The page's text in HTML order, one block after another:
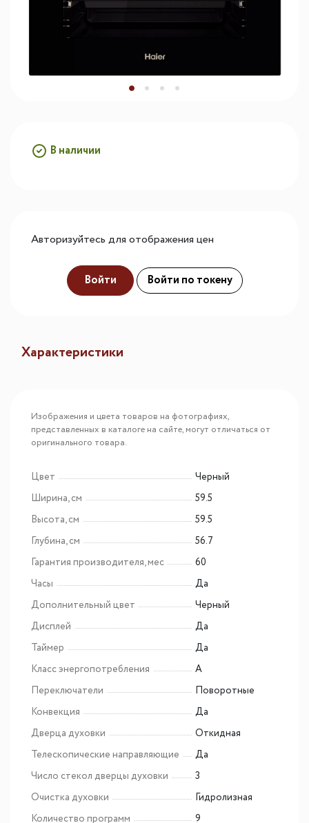
В наличии
Авторизуйтесь для отображения цен
Войти Войти по токену
Характеристики
Изображения и цвета товаров на фотографиях,
представленных в каталоге на сайте, могут отличаться от
оригинального товара.
Цвет
Черный
Ширина, см
59.5
Высота, см
59.5
Глубина, см
56.7
Гарантия производителя, мес
60
Часы
Да
Дополнительный цвет
Черный
Дисплей
Да
Таймер
Да
Класс энергопотребления
A
Переключатели
Поворотные
Конвекция
Да
Дверца духовки
Откидная
Телескопические направляющие
Да
Число стекол дверцы духовки
3
Очистка духовки
Гидролизная
Количество программ
9